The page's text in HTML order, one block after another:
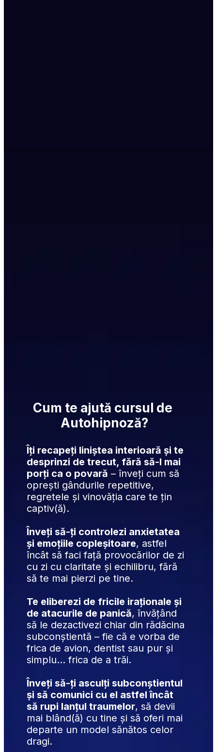
Îți recapeți liniștea interioară și te
desprinzi de trecut, fără să-l mai
porți ca o povară – înveți cum să
oprești gândurile repetitive,
regretele și vinovăția care te țin
captiv(ă).
Înveți să-ți controlezi anxietatea
și emoțiile copleșitoare, astfel
încât să faci față provocărilor de zi
cu zi cu claritate și echilibru, fără
să te mai pierzi pe tine.
Te eliberezi de fricile iraționale și
de atacurile de panică, învățând
să le dezactivezi chiar din rădăcina
subconștientă – fie că e vorba de
frica de avion, dentist sau pur și
simplu... frica de a trăi.
Înveți să-ți asculți subconștientul
și să comunici cu el astfel încât
să rupi lanțul traumelor, să devii
mai blând(ă) cu tine și să oferi mai
departe un model sănătos celor
dragi.
Cum te ajută cursul de
Autohipnoză?